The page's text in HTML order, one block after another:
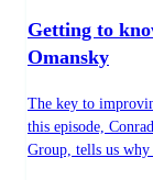
https://de.cro.cafe/
Getting to
Omansky
The key to
this episode,
Group, tells us why